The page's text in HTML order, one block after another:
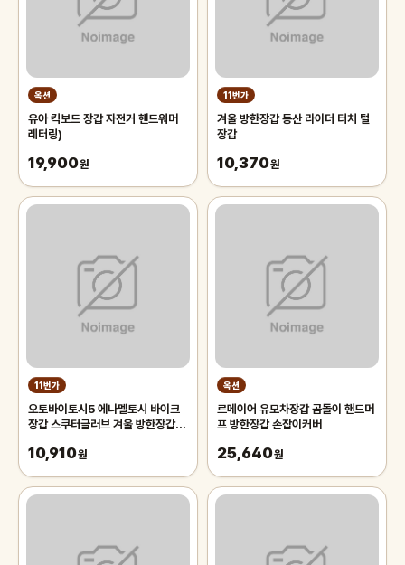
옥션
유아 킥보드 장갑 자전거 핸드워머
레터링)
19,900원
11번가
겨울 방한장갑 등산 라이더 터치 털
장갑
10,370원
11번가
오토바이토시5 에나멜토시 바이크
장갑 스쿠터글러브 겨울 방한장갑 오
10,910원
옥션
르메이어 유모차장갑 곰돌이 핸드머
프 방한장갑 손잡이커버
25,640원